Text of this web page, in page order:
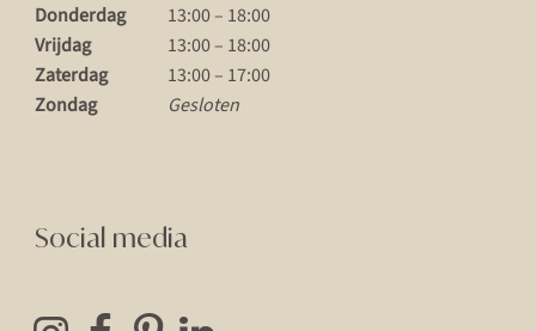
Donderdag
13:00 – 18:00
Vrijdag
13:00 – 18:00
Zaterdag
13:00 – 17:00
Zondag
Gesloten
Social media